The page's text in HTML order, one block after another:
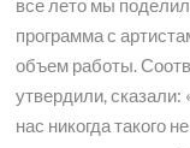
все лето мы
программа с
объем работы.
утвердили,
нас никогда такого